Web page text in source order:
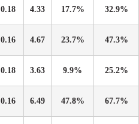
0.18 4.33 17.7% 32.9%
0.16 4.67 23.7% 47.3%
0.18 3.63 9.9% 25.2%
0.16 6.49 47.8% 67.7%